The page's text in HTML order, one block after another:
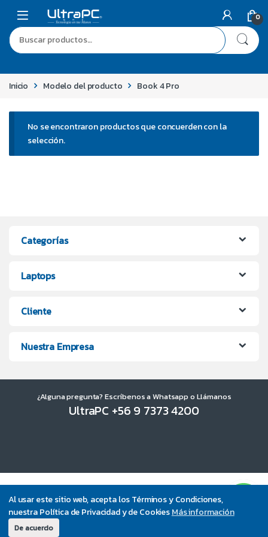
Al usar este sitio web, acepta los Términos y Condiciones,
nuestra Política de Privacidad y de CookiesMás información
De acuerdo
0
Inicio Modelo del producto Book 4 Pro
No se encontraron productos que concuerden con la
selección.
Categorías
Laptops
Cliente
Nuestra Empresa
¿Alguna pregunta? Escríbenos a Whatsapp o Llámanos
UltraPC +56 9 7373 4200